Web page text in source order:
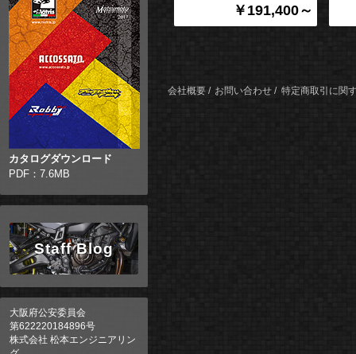
カタログダウンロード
PDF：7.6MB
Staff Blog
大阪府公安委員会
第622220184896号
株式会社 松本エンジニアリン
￥191,400～
会社概要 お問い合わせ 特定商取引に関